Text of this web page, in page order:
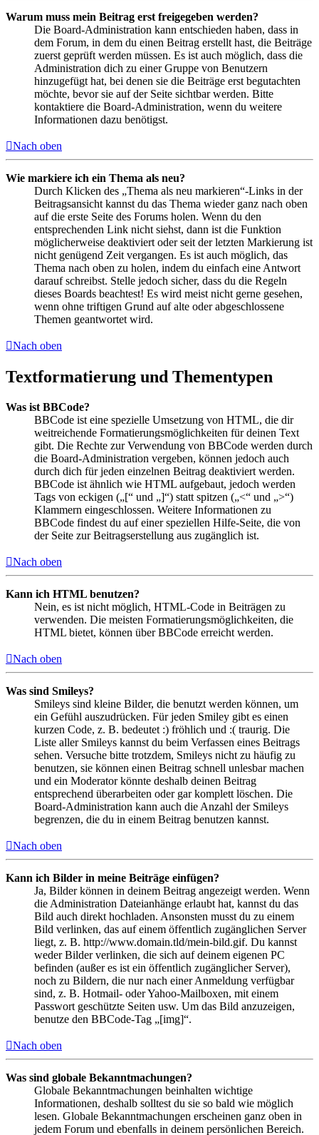
Warum muss mein Beitrag erst freigegeben werden?
Die Board-Administration kann entschieden haben, dass in
dem Forum, in dem du einen Beitrag erstellt hast, die Beiträge
zuerst geprüft werden müssen. Es ist auch möglich, dass die
Administration dich zu einer Gruppe von Benutzern
hinzugefügt hat, bei denen sie die Beiträge erst begutachten
möchte, bevor sie auf der Seite sichtbar werden. Bitte
kontaktiere die Board-Administration, wenn du weitere
Informationen dazu benötigst.
Nach oben
Wie markiere ich ein Thema als neu?
Durch Klicken des „Thema als neu markieren“-Links in der
Beitragsansicht kannst du das Thema wieder ganz nach oben
auf die erste Seite des Forums holen. Wenn du den
entsprechenden Link nicht siehst, dann ist die Funktion
möglicherweise deaktiviert oder seit der letzten Markierung ist
nicht genügend Zeit vergangen. Es ist auch möglich, das
Thema nach oben zu holen, indem du einfach eine Antwort
darauf schreibst. Stelle jedoch sicher, dass du die Regeln
dieses Boards beachtest! Es wird meist nicht gerne gesehen,
wenn ohne triftigen Grund auf alte oder abgeschlossene
Themen geantwortet wird.
Nach oben
Textformatierung und Thementypen
Was ist BBCode?
BBCode ist eine spezielle Umsetzung von HTML, die dir
weitreichende Formatierungsmöglichkeiten für deinen Text
gibt. Die Rechte zur Verwendung von BBCode werden durch
die Board-Administration vergeben, können jedoch auch
durch dich für jeden einzelnen Beitrag deaktiviert werden.
BBCode ist ähnlich wie HTML aufgebaut, jedoch werden
Tags von eckigen („[“ und „]“) statt spitzen („<“ und „>“)
Klammern eingeschlossen. Weitere Informationen zu
BBCode findest du auf einer speziellen Hilfe-Seite, die von
der Seite zur Beitragserstellung aus zugänglich ist.
Nach oben
Kann ich HTML benutzen?
Nein, es ist nicht möglich, HTML-Code in Beiträgen zu
verwenden. Die meisten Formatierungsmöglichkeiten, die
HTML bietet, können über BBCode erreicht werden.
Nach oben
Was sind Smileys?
Smileys sind kleine Bilder, die benutzt werden können, um
ein Gefühl auszudrücken. Für jeden Smiley gibt es einen
kurzen Code, z. B. bedeutet :) fröhlich und :( traurig. Die
Liste aller Smileys kannst du beim Verfassen eines Beitrags
sehen. Versuche bitte trotzdem, Smileys nicht zu häufig zu
benutzen, sie können einen Beitrag schnell unlesbar machen
und ein Moderator könnte deshalb deinen Beitrag
entsprechend überarbeiten oder gar komplett löschen. Die
Board-Administration kann auch die Anzahl der Smileys
begrenzen, die du in einem Beitrag benutzen kannst.
Nach oben
Kann ich Bilder in meine Beiträge einfügen?
Ja, Bilder können in deinem Beitrag angezeigt werden. Wenn
die Administration Dateianhänge erlaubt hat, kannst du das
Bild auch direkt hochladen. Ansonsten musst du zu einem
Bild verlinken, das auf einem öffentlich zugänglichen Server
liegt, z. B. http://www.domain.tld/mein-bild.gif. Du kannst
weder Bilder verlinken, die sich auf deinem eigenen PC
befinden (außer es ist ein öffentlich zugänglicher Server),
noch zu Bildern, die nur nach einer Anmeldung verfügbar
sind, z. B. Hotmail- oder Yahoo-Mailboxen, mit einem
Passwort geschützte Seiten usw. Um das Bild anzuzeigen,
benutze den BBCode-Tag „[img]“.
Nach oben
Was sind globale Bekanntmachungen?
Globale Bekanntmachungen beinhalten wichtige
Informationen, deshalb solltest du sie so bald wie möglich
lesen. Globale Bekanntmachungen erscheinen ganz oben in
jedem Forum und ebenfalls in deinem persönlichen Bereich.